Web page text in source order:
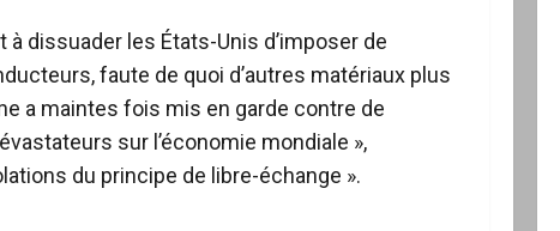
dissuader les États-Unis d’imposer de
faute de quoi d’autres matériaux plus
a maintes fois mis en garde contre de
sur l’économie mondiale »,
du principe de libre-échange ».